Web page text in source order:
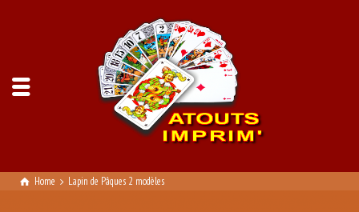
Home Lapin de Pâques 2 modèles